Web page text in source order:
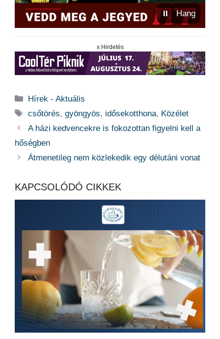
⏸ Hang
x Hirdetés
Kategória
Hírek - Aktuális
Címkék
csőtörés,gyöngyös, idősekotthona, Közélet
A házi kedvencekre is fokozottan figyelni kell a
hőségben
Átmenetileg nem közlekedik egy délutáni vonat
KAPCSOLÓDÓ CIKKEK